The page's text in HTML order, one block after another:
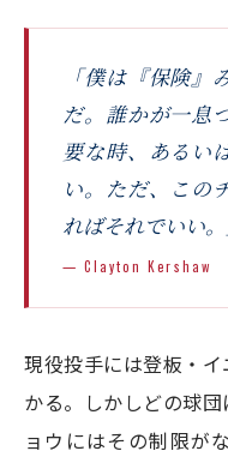
「僕は『保険
だ。誰かが一息
要な時、あるい
い。ただ、この
ればそれでいい。
— Clayton Kershaw
現役投手には登板・
かる。しかしどの球
ョウにはその制限が